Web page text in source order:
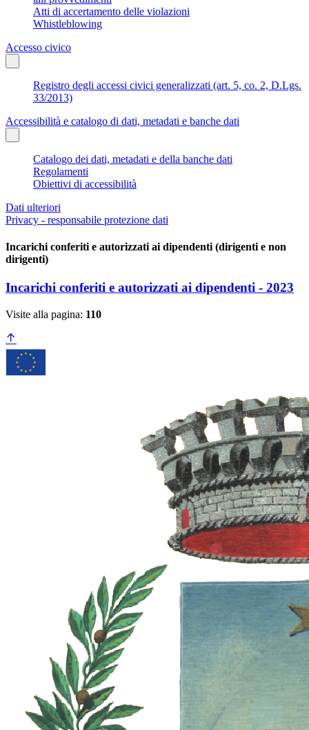
Atti di accertamento delle violazioni
Whistleblowing
Accesso civico
Registro degli accessi civici generalizzati (art. 5, co. 2, D.Lgs.
33/2013)
Accessibilità e catalogo di dati, metadati e banche dati
Catalogo dei dati, metadati e della banche dati
Regolamenti
Obiettivi di accessibilità
Dati ulteriori
Privacy - responsabile protezione dati
Incarichi conferiti e autorizzati ai dipendenti (dirigenti e non
dirigenti)
Incarichi conferiti e autorizzati ai dipendenti - 2023
Visite alla pagina: 110